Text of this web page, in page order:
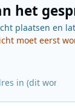
het
plaatsen en
moet eerst